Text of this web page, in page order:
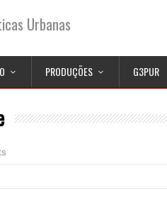
Urbanas
PRODUÇÕES G3PUR